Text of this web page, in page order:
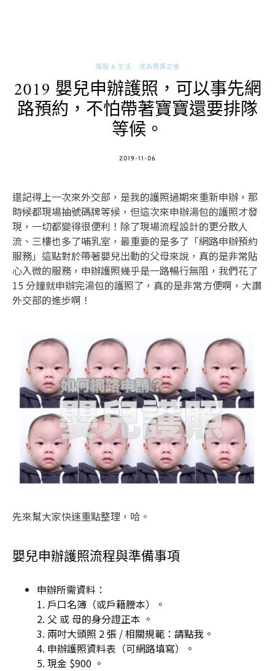
婚姻 & 生活 成為媽媽之後
2019 嬰兒申辦護照，可以事先網
路預約，不怕帶著寶寶還要排隊
等候。
POSTED
2019-11-06
還記得上一次來外交部，是我的護照過期來重新申辦，那
時候都現場抽號碼牌等候，但這次來申辦湯包的護照才發
現，一切都變得很便利！除了現場流程設計的更分散人
流、三樓也多了哺乳室，最重要的是多了「網路申辦預約
服務」這點對於帶著嬰兒出動的父母來說，真的是非常貼
心入微的服務，申辦護照幾乎是一路暢行無阻，我們花了
15 分鐘就申辦完湯包的護照了，真的是非常方便啊，大讚
外交部的進步啊！
先來幫大家快速重點整理，哈。
嬰兒申辦護照流程與準備事項
申辦所需資料：
1. 戶口名簿（或戶籍謄本）。
2. 父 或 母的身分證正本 。
3. 兩吋大頭照 2 張 / 相關規範： 請點我 。
4. 申辦護照資料表（可網路填寫）。
5. 現金 $900 。